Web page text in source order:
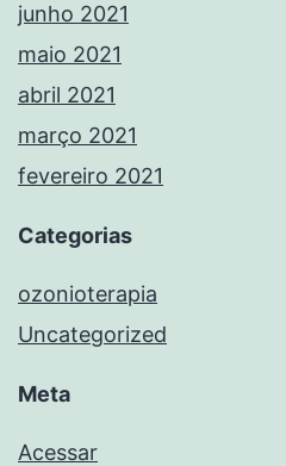
junho 2021
maio 2021
abril 2021
março 2021
fevereiro 2021
Categorias
ozonioterapia
Uncategorized
Meta
Acessar